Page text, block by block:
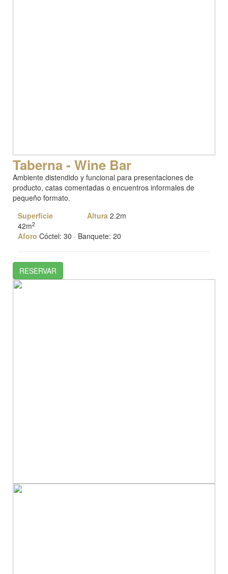
Taberna - Wine Bar
Ambiente distendido y funcional para presentaciones de
producto, catas comentadas o encuentros informales de
pequeño formato.
Superficie
42m2
Altura 2.2m
Aforo Cóctel: 30 · Banquete: 20
RESERVAR